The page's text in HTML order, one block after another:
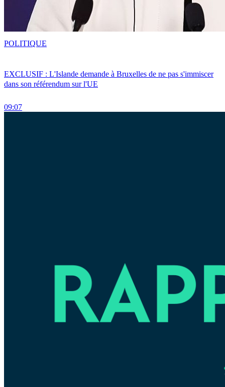
EXCLUSIF : L'Islande demande à Bruxelles de ne pas s'immiscer
dans son référendum sur l'UE
09:07
POLITIQUE